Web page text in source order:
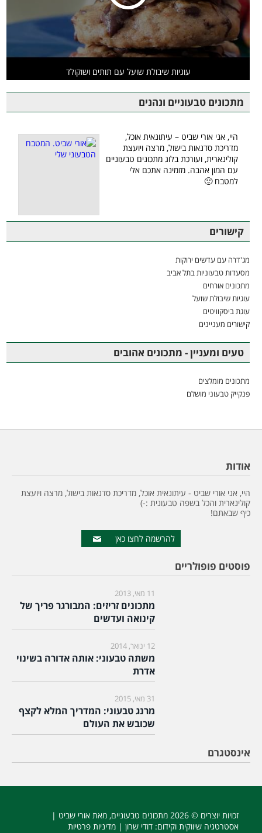
עוגיות שיבולת שועל עם תותים ושוקולד
מתכונים טבעוניים ונהנים
היי, אני אורי שביט – עיתונאית אוכל,
מדריכת סדנאות בישול, מרצה ויועצת
קולינארית, ועורכת בלוג מתכונים טבעוניים
עם המון אהבה. מזמינה אתכם אלי
למטבח 🙂
קישורים
מג'דרה עם עדשים ירוקות
מסעדות טבעוניות בתל אביב
מתכונים אורחים
עוגיות שיבולת שועל
עוגת ביסקוויטים
קישורים מעניינים
טעים ומעניין - מתכונים אהובים
מתכונים מומלצים
פנקייק טבעוני מושלם
אודות
היי, אני אורי שביט - עיתונאית אוכל, מדריכת סדנאות בישול, מרצה ויועצת
קולינארית והכל בשפה טבעונית :-)
כיף שבאתם!
להרשמה לחצו כאן
פוסטים פופולריים
11 מאי, 2013
מתכונים זריזים: המבורגר פריך של
קינואה ועדשים
12 ינואר, 2014
משתה טבעוני: אותה אדורה בשינוי
אדרת
31 מאי, 2015
מרנג טבעוני: המדריך המלא לקצף
שכובש את העולם
אינסטגרם
זכויות יוצרים © 2026 מתכונים טבעוניים, מאת אורי שביט |
אסטרטגיה שיווקית וקידום: דודי שרון | מדיניות פרטיות